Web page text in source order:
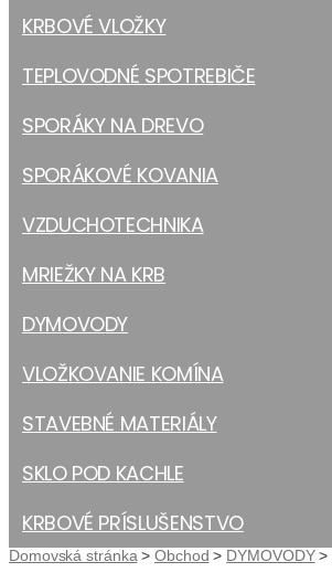
KRBOVÉ VLOŽKY
TEPLOVODNÉ SPOTREBIČE
SPORÁKY NA DREVO
SPORÁKOVÉ KOVANIA
VZDUCHOTECHNIKA
MRIEŽKY NA KRB
DYMOVODY
VLOŽKOVANIE KOMÍNA
STAVEBNÉ MATERIÁLY
SKLO POD KACHLE
KRBOVÉ PRÍSLUŠENSTVO
Domovská stránka>Obchod > DYMOVODY>